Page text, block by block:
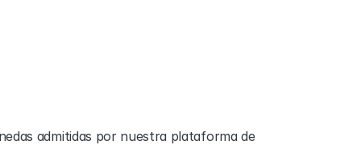
admitidas por nuestra plataforma de